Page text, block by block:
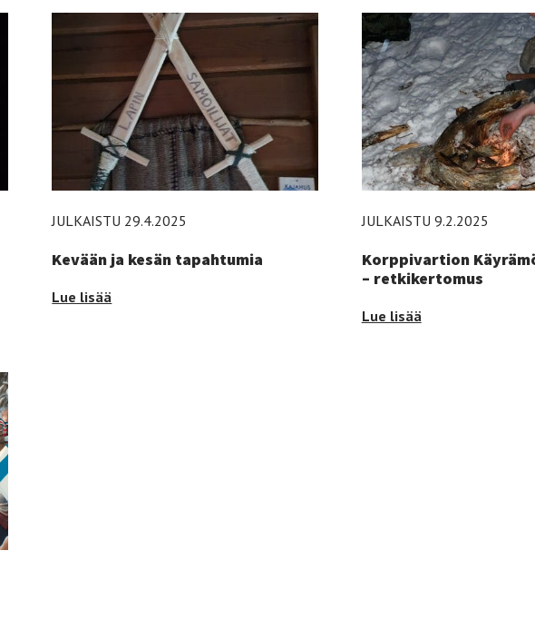
lähestyy
-
–
Retkikertomus
-
JULKAISTU 29.4.2025
Kevään ja kesän tapahtumia
Kevään
Lue lisää
JULKAISTU 9.2.2025
Korppivartion
– retkikertomus
Korppivartion
Lue lisää